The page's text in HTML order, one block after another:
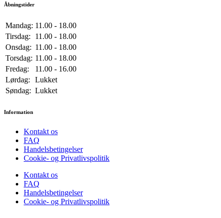
Åbningstider
Mandag: 11.00 - 18.00
Tirsdag:
11.00 - 18.00
Onsdag: 11.00 - 18.00
Torsdag: 11.00 - 18.00
Fredag:
11.00 - 16.00
Lørdag:
Lukket
Søndag: Lukket
Information
Kontakt os
FAQ
Handelsbetingelser
Cookie- og Privatlivspolitik
Kontakt os
FAQ
Handelsbetingelser
Cookie- og Privatlivspolitik